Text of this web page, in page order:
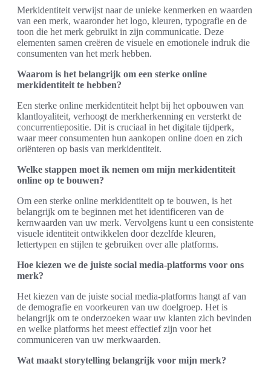
Merkidentiteit verwijst naar de unieke kenmerken en waarden
van een merk, waaronder het logo, kleuren, typografie en de
toon die het merk gebruikt in zijn communicatie. Deze
elementen samen creëren de visuele en emotionele indruk die
consumenten van het merk hebben.
Waarom is het belangrijk om een sterke online
merkidentiteit te hebben?
Een sterke online merkidentiteit helpt bij het opbouwen van
klantloyaliteit, verhoogt de merkherkenning en versterkt de
concurrentiepositie. Dit is cruciaal in het digitale tijdperk,
waar meer consumenten hun aankopen online doen en zich
oriënteren op basis van merkidentiteit.
Welke stappen moet ik nemen om mijn merkidentiteit
online op te bouwen?
Om een sterke online merkidentiteit op te bouwen, is het
belangrijk om te beginnen met het identificeren van de
kernwaarden van uw merk. Vervolgens kunt u een consistente
visuele identiteit ontwikkelen door dezelfde kleuren,
lettertypen en stijlen te gebruiken over alle platforms.
Hoe kiezen we de juiste social media-platforms voor ons
merk?
Het kiezen van de juiste social media-platforms hangt af van
de demografie en voorkeuren van uw doelgroep. Het is
belangrijk om te onderzoeken waar uw klanten zich bevinden
en welke platforms het meest effectief zijn voor het
communiceren van uw merkwaarden.
Wat maakt storytelling belangrijk voor mijn merk?